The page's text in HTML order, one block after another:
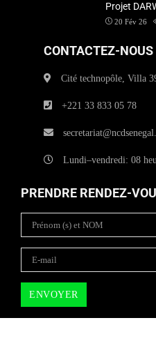
Projet
20 Fév 26
CONTACTEZ-NOUS
Cité technopôle, Villa
+221 33 833 05 78
Lundi–vendredi: 08
PRENDRE RENDEZ-